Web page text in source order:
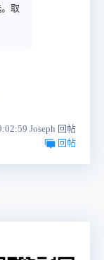
取
Joseph 回帖
回帖